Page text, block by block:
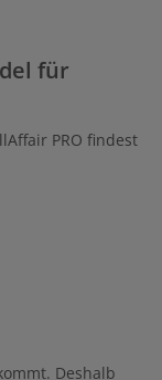
für
PRO findest
Deshalb